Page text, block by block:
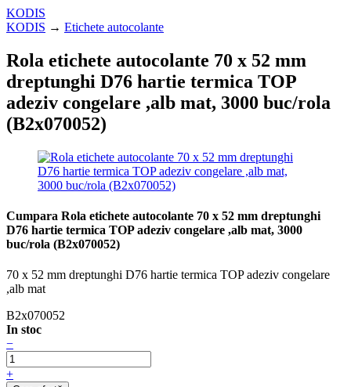
KODIS
KODIS → Etichete autocolante
Rola etichete autocolante 70 x 52 mm
dreptunghi D76 hartie termica TOP
adeziv congelare ,alb mat, 3000 buc/rola
(B2x070052)
Cumpara Rola etichete autocolante 70 x 52 mm dreptunghi
D76 hartie termica TOP adeziv congelare ,alb mat, 3000
buc/rola (B2x070052)
70 x 52 mm dreptunghi D76 hartie termica TOP adeziv congelare
,alb mat
B2x070052
In stoc
−
+